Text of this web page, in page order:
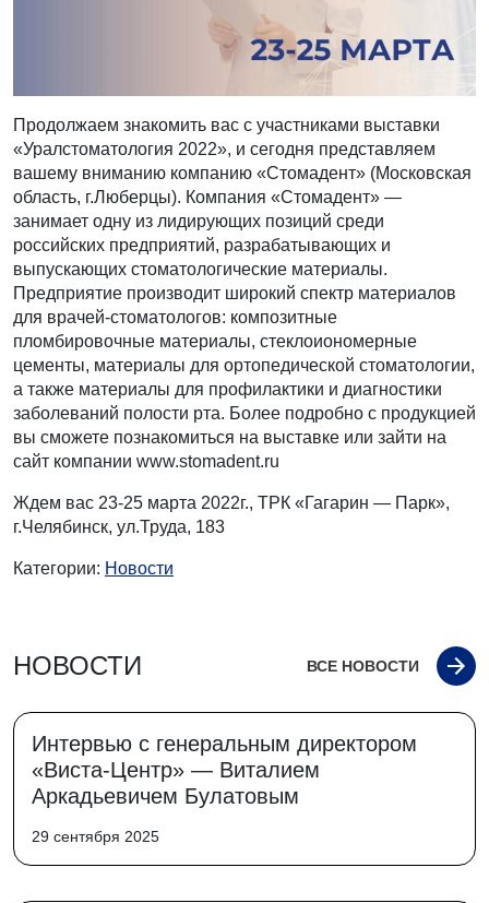
Продолжаем знакомить вас с участниками выставки
«Уралстоматология 2022», и сегодня представляем
вашему вниманию компанию «Стомадент» (Московская
область, г.Люберцы). Компания «Стомадент» —
занимает одну из лидирующих позиций среди
российских предприятий, разрабатывающих и
выпускающих стоматологические материалы.
Предприятие производит широкий спектр материалов
для врачей-стоматологов: композитные
пломбировочные материалы, стеклоиономерные
цементы, материалы для ортопедической стоматологии,
а также материалы для профилактики и диагностики
заболеваний полости рта. Более подробно с продукцией
вы сможете познакомиться на выставке или зайти на
сайт компании www.stomadent.ru
Ждем вас 23-25 марта 2022г., ТРК «Гагарин — Парк»,
г.Челябинск, ул.Труда, 183
Категории: Новости
НОВОСТИ ВСЕ НОВОСТИ
Интервью с генеральным директором
«Виста-Центр» — Виталием
Аркадьевичем Булатовым
29 сентября 2025